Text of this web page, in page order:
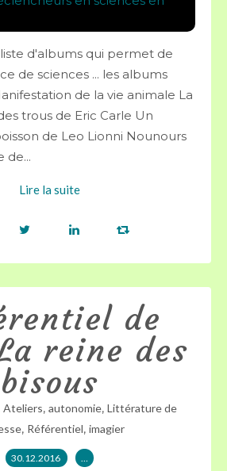
d'albums qui permet de
de sciences ... les albums
de la vie animale La
trous de Eric Carle Un
de Leo Lionni Nounours
de...
Lire la suite
de
reine des
bisous
Ateliers, autonomie, Littérature de
, Référentiel, imagier
30.12.2016 …